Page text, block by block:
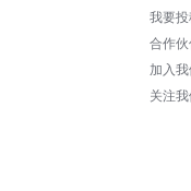
我要投
合作伙
加入我
关注我